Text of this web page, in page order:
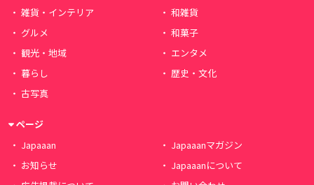
雑貨・インテリア
和雑貨
グルメ
和菓子
観光・地域
エンタメ
暮らし
歴史・文化
古写真
ページ
Japaaan
Japaaanマガジン
お知らせ
Japaaanについて